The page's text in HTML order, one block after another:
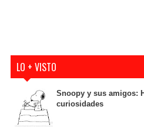
LO + VISTO
Snoopy y sus amigos:
curiosidades